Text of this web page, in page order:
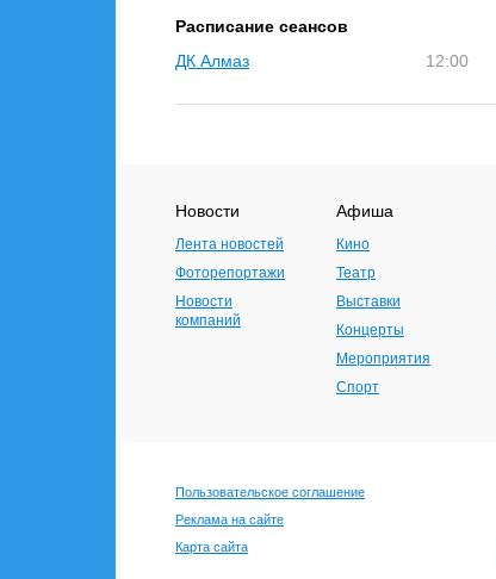
Расписание сеансов
ДК Алмаз
12:00
Новости
Лента новостей
Фоторепортажи
Новости
компаний
Афиша
Кино
Театр
Выставки
Концерты
Мероприятия
Спорт
Пользовательское соглашение
Реклама на сайте
Карта сайта